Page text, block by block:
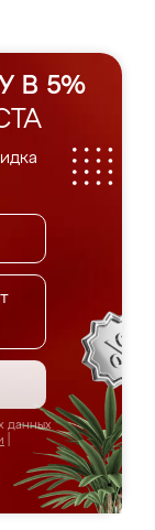
В 5%
данных